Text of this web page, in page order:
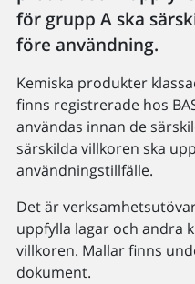
för grupp A ska
före användning.
Kemiska produkter
finns registrerade hos
användas innan de
särskilda villkoren ska
användningstillfälle.
Det är
uppfylla lagar och andra
villkoren. Mallar finns
dokument.